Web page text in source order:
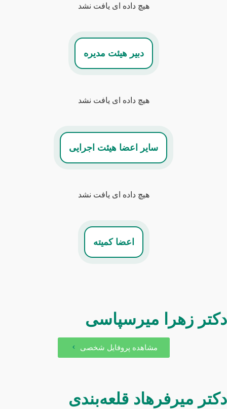
هیچ داده ای یافت نشد
دبیر هیئت مدیره
هیچ داده ای یافت نشد
سایر اعضا هیئت اجرایی
هیچ داده ای یافت نشد
اعضا کمیته
زهرا میرسپاسی
مشاهده پروفایل شخصی
میرفرهاد قلعه‌بندی